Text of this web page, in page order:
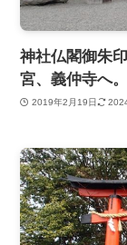
神社仏閣御朱
宮、義仲寺へ。
2019年2月19日